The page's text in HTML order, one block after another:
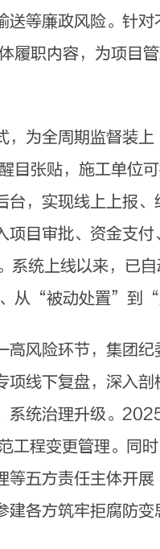
等廉政风险。针
履职内容，为项目
为全周期监督装
张贴，施工单位
，实现线上上报
目审批、资金支
系统上线以来，已
从“被动处置”到“
风险环节，集团
线下复盘，深入
系统治理升级。
工程变更管理。同
等五方责任主体开
各方筑牢拒腐防变